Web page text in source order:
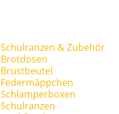
Schulranzen & Zubehör
Brotdosen
Brustbeutel
Federmäppchen
Schlamperboxen
Schulranzen